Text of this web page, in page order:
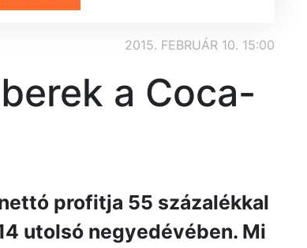
2015. FEBRUÁR 10. 15:00
a Coca-
profitja 55 százalékkal
utolsó negyedévében. Mi